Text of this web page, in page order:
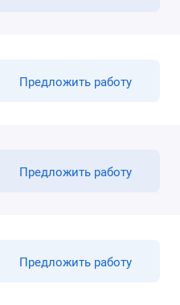
Предложить работу
Предложить работу
Предложить работу